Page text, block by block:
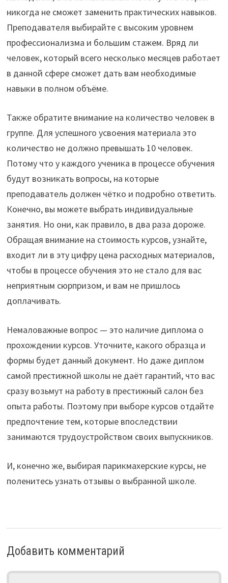
никогда не сможет заменить практических навыков.
Преподавателя выбирайте с высоким уровнем
профессионализма и большим стажем. Вряд ли
человек, который всего несколько месяцев работает
в данной сфере сможет дать вам необходимые
навыки в полном объёме.
Также обратите внимание на количество человек в
группе. Для успешного усвоения материала это
количество не должно превышать 10 человек.
Потому что у каждого ученика в процессе обучения
будут возникать вопросы, на которые
преподаватель должен чётко и подробно ответить.
Конечно, вы можете выбрать индивидуальные
занятия. Но они, как правило, в два раза дороже.
Обращая внимание на стоимость курсов, узнайте,
входит ли в эту цифру цена расходных материалов,
чтобы в процессе обучения это не стало для вас
неприятным сюрпризом, и вам не пришлось
доплачивать.
Немаловажные вопрос — это наличие диплома о
прохождении курсов. Уточните, какого образца и
формы будет данный документ. Но даже диплом
самой престижной школы не даёт гарантий, что вас
сразу возьмут на работу в престижный салон без
опыта работы. Поэтому при выборе курсов отдайте
предпочтение тем, которые впоследствии
занимаются трудоустройством своих выпускников.
И, конечно же, выбирая парикмахерские курсы, не
поленитесь узнать отзывы о выбранной школе.
Добавить комментарий